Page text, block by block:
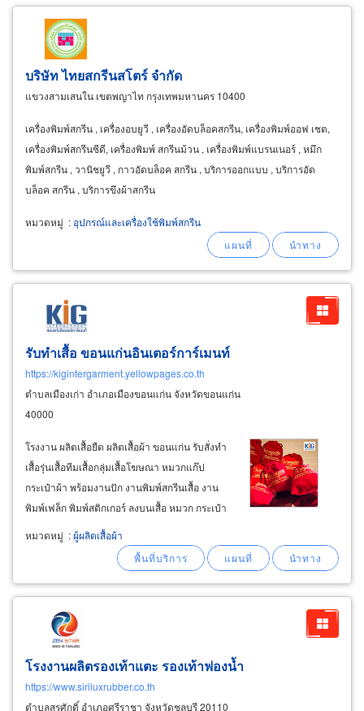
บริษัท ไทยสกรีนสโตร์ จำกัด
แขวงสามเสนใน เขตพญาไท กรุงเทพมหานคร 10400
เครื่องพิมพ์สกรีน , เครื่องอบยูวี , เครื่องอัดบล็อคสกรีน, เครื่องพิมพ์ออฟ เชต,
เครื่องพิมพ์สกรีนซีดี, เครื่องพิมพ์ สกรีนม้วน , เครื่องพิมพ์แบรนเนอร์ , หมึก
พิมพ์สกรีน , วานิชยูวี , กาวอัดบล็อค สกรีน , บริการออกแบบ , บริการอัด
บล็อค สกรีน , บริการขึงผ้าสกรีน
หมวดหมู่ : อุปกรณ์และเครื่องใช้พิมพ์สกรีน
รับทำเสื้อ ขอนแก่นอินเตอร์การ์เมนท์
https://kigintergarment.yellowpages.co.th
ตำบลเมืองเก่า อำเภอเมืองขอนแก่น จังหวัดขอนแก่น
40000
โรงงาน ผลิตเสื้อยืด ผลิตเสื้อผ้า ขอนแก่น รับสั่งทำ
เสื้อรุ่นเสื้อทีมเสื้อกลุ่มเสื้อโฆษณา หมวกแก๊ป
กระเป๋าผ้า พร้อมงานปัก งานพิมพ์สกรีนเสื้อ งาน
พิมพ์เฟล็ก พิมพ์สติกเกอร์ ลงบนเสื้อ หมวก กระเป๋า
ผ้า 061-625-2978 รับผลิตเสื้อรุ่น เสื้อทีม เสื้อยืด
โปโล ตามแบบตามสั่ง รับสั่งทำช็อป หมวก
หมวดหมู่ :ผู้ผลิตเสื้อผ้า
โรงงานผลิตรองเท้าแตะ รองเท้าฟองน้ำ
https://www.siriluxrubber.co.th
ตำบลสุรศักดิ์ อำเภอศรีราชา จังหวัดชลบุรี 20110